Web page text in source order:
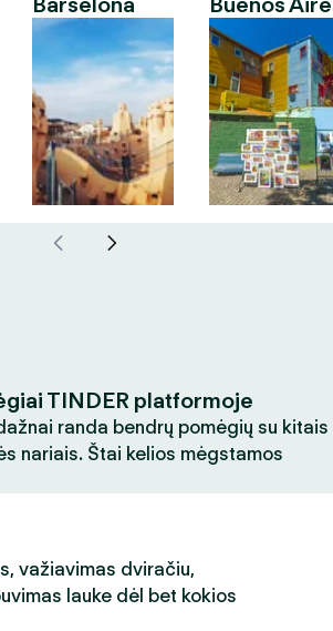
TINDER platformoje
randa bendrų pomėgių su kitais
nariais. Štai kelios mėgstamos
važiavimas dviračiu,
lauke dėl bet kokios